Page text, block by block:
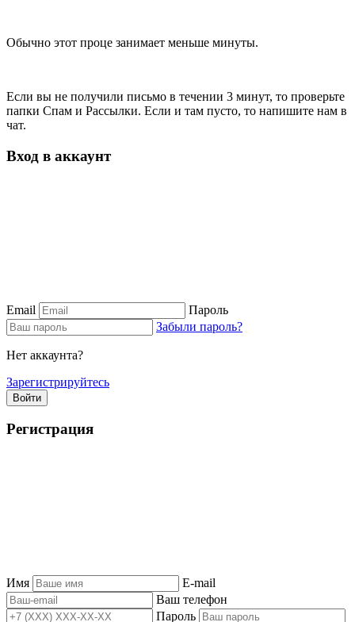
Обычно этот проце занимает меньше минуты.
Если вы не получили письмо в течении 3 минут, то проверьте
папки Спам и Рассылки. Если и там пусто, то напишите нам в
чат.
Вход в аккаунт
Email
Пароль
Забыли пароль?
Нет аккаунта?
Зарегистрируйтесь
Войти
Регистрация
Имя
E-mail
Ваш телефон
Пароль